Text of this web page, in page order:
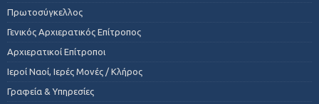
Πρωτοσύγκελλος
Γενικός Αρχιερατικός Επίτροπος
Αρχιερατικοί Επίτροποι
Ιεροί Ναοί, Ιερές Μονές / Κλήρος
Γραφεία & Υπηρεσίες